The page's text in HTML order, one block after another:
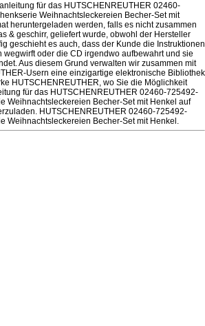
für das HUTSCHENREUTHER 02460-
Weihnachtsleckereien Becher-Set mit
heruntergeladen werden, falls es nicht zusammen
& geschirr, geliefert wurde, obwohl der Hersteller
geschieht es auch, dass der Kunde die Instruktionen
wegwirft oder die CD irgendwo aufbewahrt und sie
Aus diesem Grund verwalten wir zusammen mit
Usern eine einzigartige elektronische Bibliothek
HUTSCHENREUTHER, wo Sie die Möglichkeit
für das HUTSCHENREUTHER 02460-725492-
Weihnachtsleckereien Becher-Set mit Henkel auf
HUTSCHENREUTHER 02460-725492-
Weihnachtsleckereien Becher-Set mit Henkel.